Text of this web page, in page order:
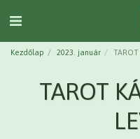
Kezdőlap 2023. január TAROT
TAROT